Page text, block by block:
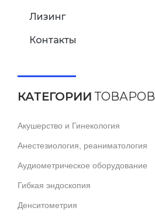
Лизинг
Контакты
КАТЕГОРИИ ТОВАРОВ
Акушерство и Гинекология
Анестезиология, реаниматология
Аудиометрическое оборудование
Гибкая эндоскопия
Денситометрия